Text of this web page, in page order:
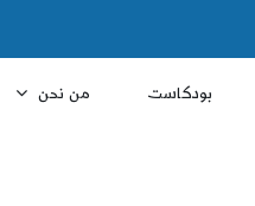
بودكاست من نحن